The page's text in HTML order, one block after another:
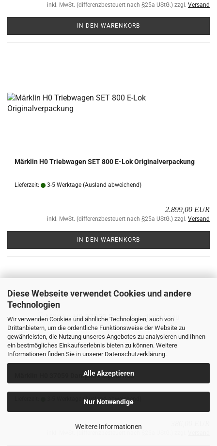
Diese Webseite verwendet Cookies und andere
Technologien
Wir verwenden Cookies und ähnliche Technologien, auch von
Drittanbietern, um die ordentliche Funktionsweise der Website zu
gewährleisten, die Nutzung unseres Angebotes zu analysieren und Ihnen
ein bestmögliches Einkaufserlebnis bieten zu können. Weitere
Informationen finden Sie in unserer Datenschutzerklärung.
Alle Akzeptieren
Nur Notwendige
Weitere Informationen
inkl. MwSt. (differenzbesteuert nach §25a UStG.) zzgl. Versand
IN DEN WARENKORB
Märk­lin H0 Trieb­wa­gen SET 800 E-Lok Ori­gi­nal­ver­pa­ckung
Lieferzeit: 3-5 Werktage (Ausland abweichend)
2.899,00 EUR
inkl. MwSt. (differenzbesteuert nach §25a UStG.) zzgl. Versand
IN DEN WARENKORB
Märk­lin H0 37059 Dampf­lok di­gi­tal neu
(Ausland abweichend)